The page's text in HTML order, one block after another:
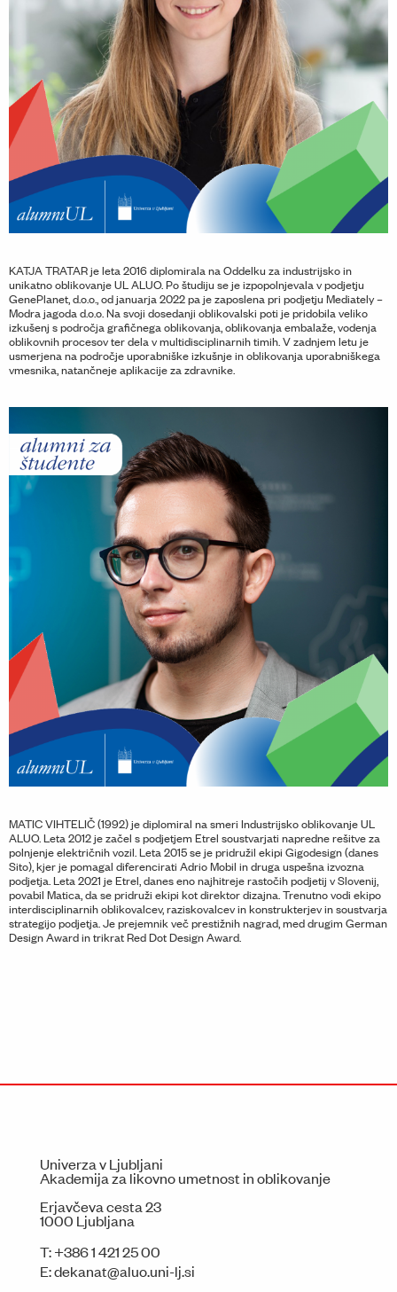
KATJA TRATAR je leta 2016 diplomirala na Oddelku za industrijsko in
unikatno oblikovanje UL ALUO. Po študiju se je izpopolnjevala v podjetju
GenePlanet, d.o.o., od januarja 2022 pa je zaposlena pri podjetju Mediately –
Modra jagoda d.o.o. Na svoji dosedanji oblikovalski poti je pridobila veliko
izkušenj s področja grafičnega oblikovanja, oblikovanja embalaže, vodenja
oblikovnih procesov ter dela v multidisciplinarnih timih. V zadnjem letu je
usmerjena na področje uporabniške izkušnje in oblikovanja uporabniškega
vmesnika, natančneje aplikacije za zdravnike.
MATIC VIHTELIČ (1992) je diplomiral na smeri Industrijsko oblikovanje UL
ALUO. Leta 2012 je začel s podjetjem Etrel soustvarjati napredne rešitve za
polnjenje električnih vozil. Leta 2015 se je pridružil ekipi Gigodesign (danes
Sito), kjer je pomagal diferencirati Adrio Mobil in druga uspešna izvozna
podjetja. Leta 2021 je Etrel, danes eno najhitreje rastočih podjetij v Slovenij,
povabil Matica, da se pridruži ekipi kot direktor dizajna. Trenutno vodi ekipo
interdisciplinarnih oblikovalcev, raziskovalcev in konstrukterjev in soustvarja
strategijo podjetja. Je prejemnik več prestižnih nagrad, med drugim German
Design Award in trikrat Red Dot Design Award.
Univerza v Ljubljani
Akademija za likovno umetnost in oblikovanje
Erjavčeva cesta 23
1000 Ljubljana
T:+386 1 421 25 00
E:dekanat@aluo.uni-lj.si